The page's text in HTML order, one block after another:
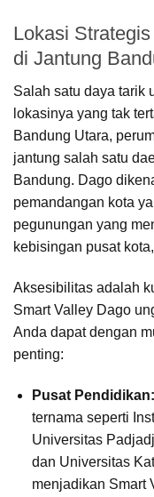
Lokasi
di Jantung
Salah satu daya tarik
lokasinya yang tak
Bandung Utara,
jantung salah satu
Bandung. Dago
pemandangan kota
pegunungan yang
kebisingan pusat
Aksesibilitas adalah
Smart Valley Dago
Anda dapat dengan
penting:
Pusat Pendidikan:
ternama seperti
Universitas
dan Universitas
menjadikan Smart